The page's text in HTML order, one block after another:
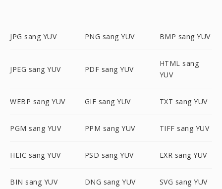
JPG sang YUV PNG sang YUV BMP sang YUV
JPEG sang YUV PDF sang YUV
HTML sang
YUV
WEBP sang YUV GIF sang YUV TXT sang YUV
PGM sang YUV PPM sang YUV TIFF sang YUV
HEIC sang YUV PSD sang YUV EXR sang YUV
BIN sang YUV DNG sang YUV SVG sang YUV